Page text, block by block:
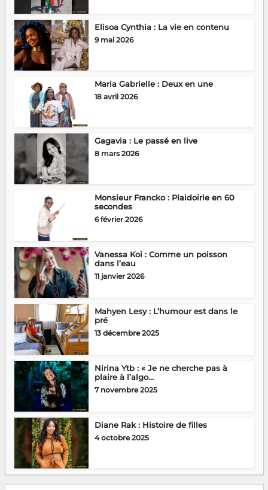
Elisoa Cynthia : La vie en contenu
9 mai 2026
Maria Gabrielle : Deux en une
18 avril 2026
Gagavia : Le passé en live
8 mars 2026
Monsieur Francko : Plaidoirie en 60
secondes
6 février 2026
Vanessa Koi : Comme un poisson
dans l’eau
11 janvier 2026
Mahyen Lesy : L’humour est dans le
pré
13 décembre 2025
Nirina Ytb : « Je ne cherche pas à
plaire à l’algo...
7 novembre 2025
Diane Rak : Histoire de filles
4 octobre 2025